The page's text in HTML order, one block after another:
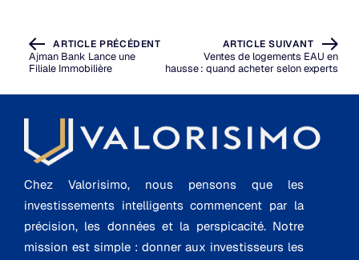
ARTICLE PRÉCÉDENT
Ajman Bank Lance une
Filiale Immobilière
ARTICLE SUIVANT
Ventes de logements EAU en
hausse : quand acheter selon experts
Chez Valorisimo, nous pensons que les
investissements intelligents commencent par la
précision, les données et la perspicacité. Notre
mission est simple : donner aux investisseurs les